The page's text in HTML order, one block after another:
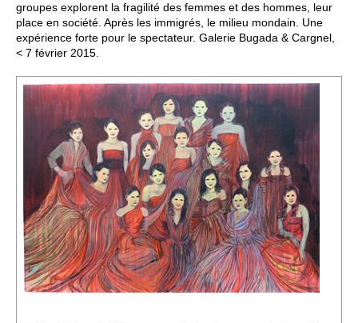
Dossiers
Événements
Sacré
Cousinages
groupes explorent la fragilité des femmes et des hommes, leur
place en société. Après les immigrés, le milieu mondain. Une
expérience forte pour le spectateur. Galerie Bugada & Cargnel,
< 7 février 2015.